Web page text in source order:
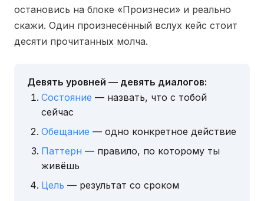
остановись на блоке «Произнеси» и реально
скажи. Один произнесённый вслух кейс стоит
десяти прочитанных молча.
Девять уровней — девять диалогов:
Состояние — назвать, что с тобой
сейчас
Обещание — одно конкретное действие
Паттерн — правило, по которому ты
живёшь
Цель — результат со сроком